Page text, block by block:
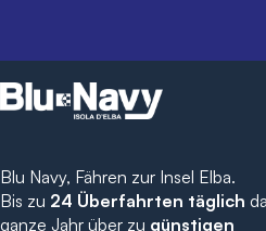
Blu Navy, Fähren zur Insel Elba.
Bis zu 24 Überfahrten täglich
ganze Jahr über zu günstigen